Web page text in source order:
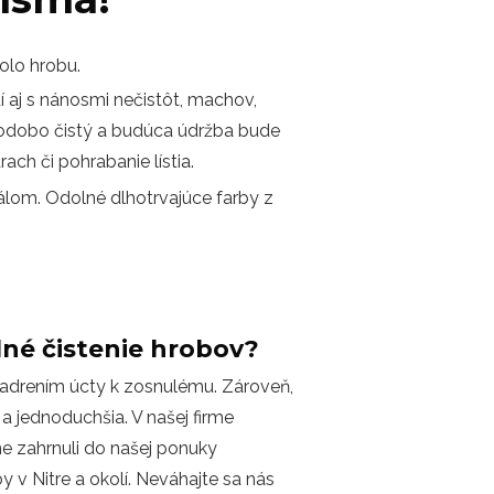
hrobu.
s nánosmi nečistôt, machov,
čistý a budúca údržba bude
či pohrabanie lístia.
Odolné dlhotrvajúce farby z
čistenie hrobov?
úcty k zosnulému. Zároveň,
jednoduchšia. V našej firme
zahrnuli do našej ponuky
v Nitre a okolí. Neváhajte sa nás